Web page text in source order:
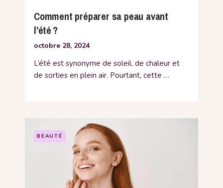
Comment préparer sa peau avant
l’été ?
octobre 28, 2024
L’été est synonyme de soleil, de chaleur et
de sorties en plein air. Pourtant, cette …
BEAUTÉ